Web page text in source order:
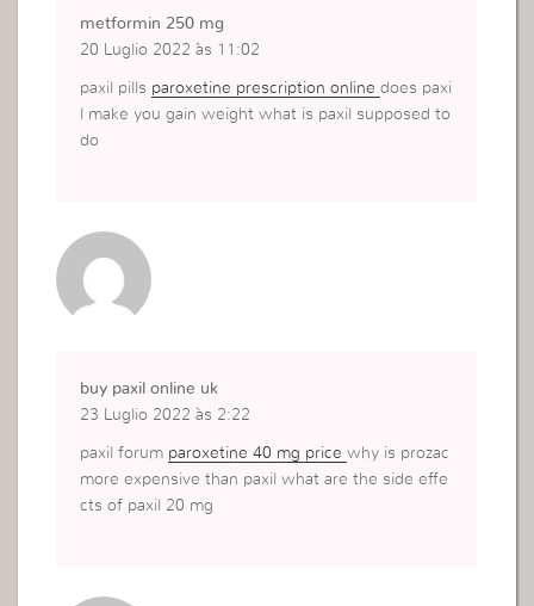
metformin 250 mg
20 Luglio 2022 às 11:02
paxil pills paroxetine prescription onlinedoes paxi
l make you gain weight what is paxil supposed to
do
buy paxil online uk
23 Luglio 2022 às 2:22
paxil forum paroxetine 40 mg pricewhy is prozac
more expensive than paxil what are the side effe
cts of paxil 20 mg